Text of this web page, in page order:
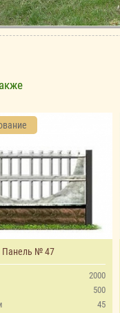
Панель № 47
2000
500
45